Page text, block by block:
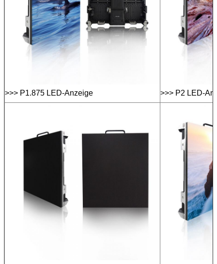
>>> P1.875 LED-Anzeige >>> P2 LED-